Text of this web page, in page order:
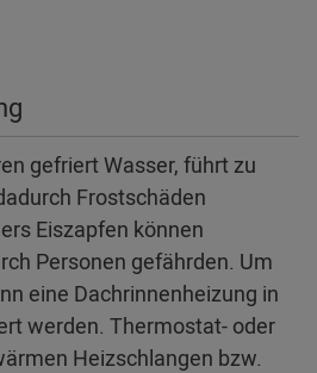
gefriert Wasser, führt zu
Frostschäden
Eiszapfen können
Personen gefährden. Um
eine Dachrinnenheizung in
werden. Thermostat- oder
Heizschlangen bzw.